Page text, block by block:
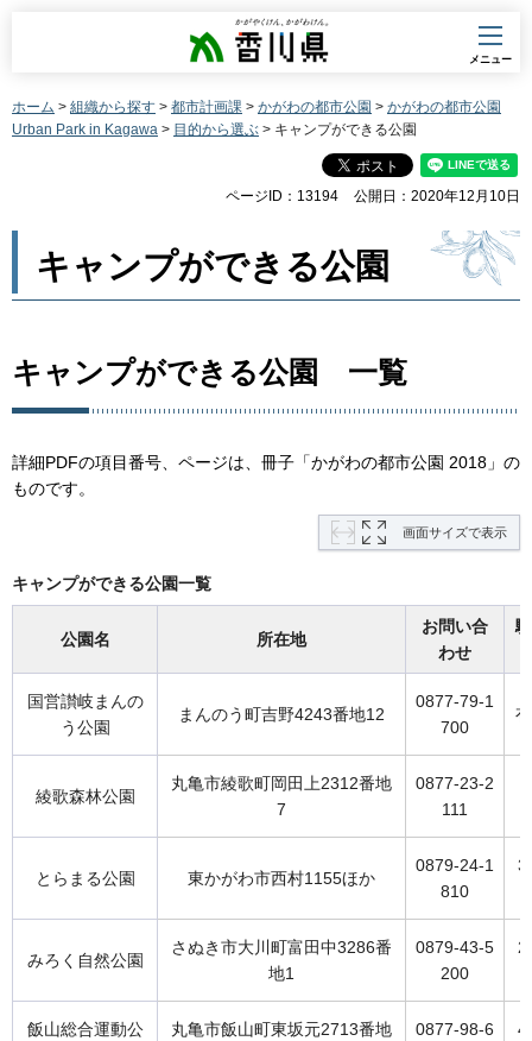
香川県
メニュー
ホーム > 組織から探す > 都市計画課 > かがわの都市公園 > かがわの都市公園
Urban Park in Kagawa > 目的から選ぶ > キャンプができる公園
ページID：13194 公開日：2020年12月10日
キャンプができる公園
キャンプができる公園 一覧
詳細PDFの項目番号、ページは、冊子「かがわの都市公園 2018」の
ものです。
画面サイズで表示
キャンプができる公園一覧
公園名 所在地
お問い合
わせ
国営讃岐まんの
う公園
まんのう町吉野4243番地12
0877-79-1
700
綾歌森林公園
丸亀市綾歌町岡田上2312番地
7
0877-23-2
111
とらまる公園 東かがわ市西村1155ほか
0879-24-1
810
みろく自然公園
さぬき市大川町富田中3286番
地1
0879-43-5
200
飯山総合運動公
丸亀市飯山町東坂元2713番地
0877-98-6